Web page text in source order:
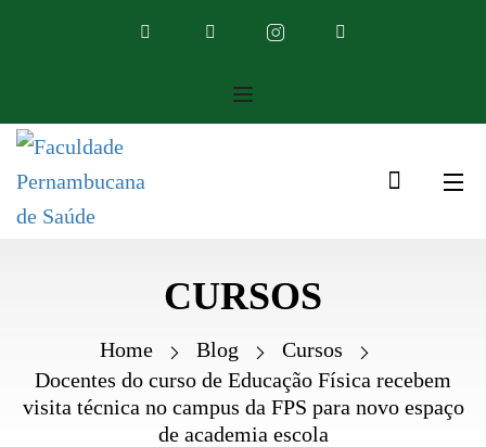
CURSOS
Home Blog
Cursos
Docentes do curso de Educação Física recebem
visita técnica no campus da FPS para novo espaço
de academia escola